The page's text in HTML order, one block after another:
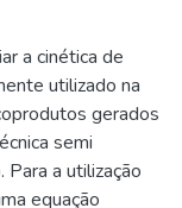
a cinética de
utilizado na
gerados
semi
a utilização
equação